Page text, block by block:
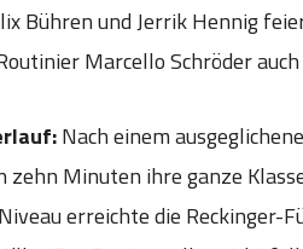
Bühren und Jerrik Hennig
Marcello Schröder
Nach einem
zehn Minuten ihre ganze
erreichte die